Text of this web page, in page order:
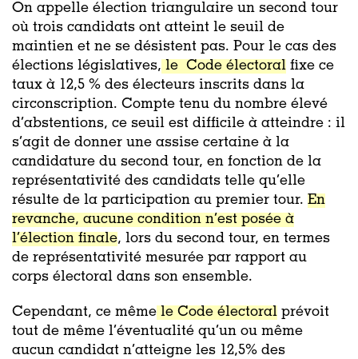
On appelle élection triangulaire un second tour
où trois candidats ont atteint le seuil de
maintien et ne se désistent pas. Pour le cas des
élections législatives, le Code électoral fixe ce
taux à 12,5 % des électeurs inscrits dans la
circonscription. Compte tenu du nombre élevé
d’abstentions, ce seuil est difficile à atteindre : il
s’agit de donner une assise certaine à la
candidature du second tour, en fonction de la
représentativité des candidats telle qu’elle
résulte de la participation au premier tour. En
revanche, aucune condition n’est posée à
l’élection finale, lors du second tour, en termes
de représentativité mesurée par rapport au
corps électoral dans son ensemble.
Cependant, ce même le Code électoral prévoit
tout de même l’éventualité qu’un ou même
aucun candidat n’atteigne les 12,5% des